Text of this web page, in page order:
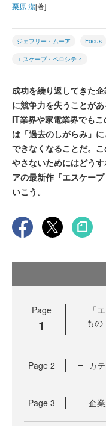
栗原 潔[著]
ジェフリー・ムーア Focus
エスケープ・ベロシティ
成功を繰り返してきた
に競争力を失うことが
IT業界や家電業界でも
は「過去のしがらみ」
できなくなることだ。
やさないためにはどう
アの最新作『エスケー
いこう。
Page
1
「
もの
Page 2 カ
Page 3 企